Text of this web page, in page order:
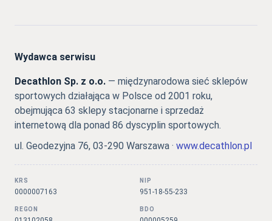
Wydawca serwisu
Decathlon Sp. z o.o. — międzynarodowa sieć sklepów
sportowych działająca w Polsce od 2001 roku,
obejmująca 63 sklepy stacjonarne i sprzedaż
internetową dla ponad 86 dyscyplin sportowych.
ul. Geodezyjna 76, 03-290 Warszawa · www.decathlon.pl
KRS
0000007163
NIP
951-18-55-233
REGON BDO